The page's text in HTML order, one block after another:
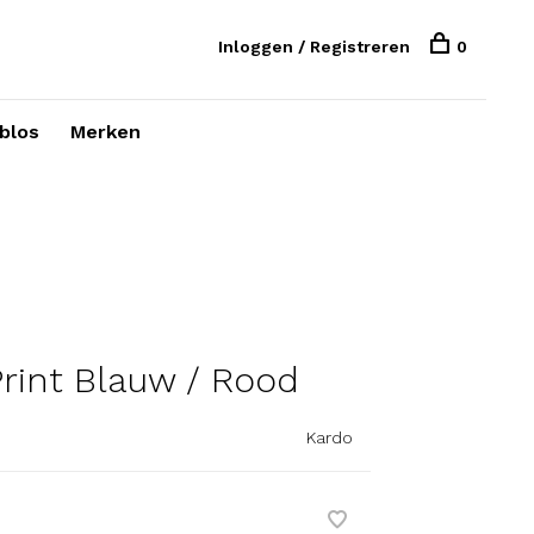
Merken
Inloggen / Registreren 0
Blauw / Rood
Kardo